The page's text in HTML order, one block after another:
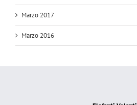
Marzo 2017
Marzo 2016